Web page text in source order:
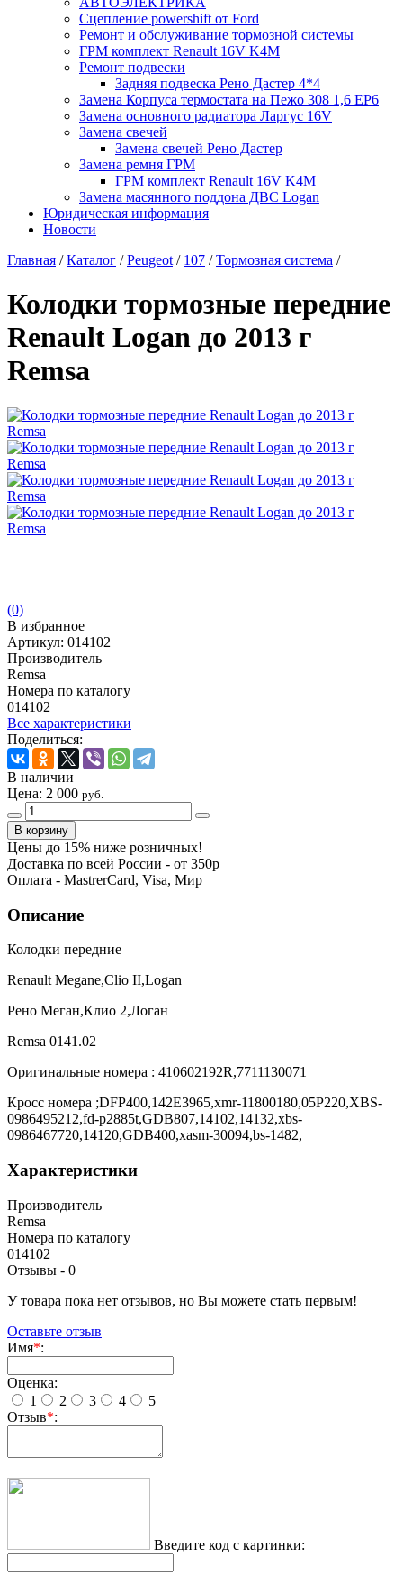
Сцепление powershift от Ford
Ремонт и обслуживание тормозной системы
ГРМ комплект Renault 16V K4M
Ремонт подвески
Задняя подвеска Рено Дастер 4*4
Замена Корпуса термостата на Пежо 308 1,6 EP6
Замена основного радиатора Ларгус 16V
Замена свечей
Замена свечей Рено Дастер
Замена ремня ГРМ
ГРМ комплект Renault 16V K4M
Замена масянного поддона ДВС Logan
Юридическая информация
Новости
Главная / Каталог / Peugeot / 107 / Тормозная система /
Колодки тормозные передние
Renault Logan до 2013 г
Remsa
(0)
В избранное
Артикул: 014102
Производитель
Remsa
Номера по каталогу
014102
Все характеристики
Поделиться:
В наличии
Цена: 2 000 руб.
Цены до 15% ниже розничных!
Доставка по всей России - от 350р
Оплата - MastrerCard, Visa, Мир
Описание
Колодки передние
Renault Megane,Clio II,Logan
Рено Меган,Клио 2,Логан
Remsa 0141.02
Оригинальные номера : 410602192R,7711130071
Кросс номера ;DFP400,142E3965,xmr-11800180,05P220,XBS-
0986495212,fd-p2885t,GDB807,14102,14132,xbs-
0986467720,14120,GDB400,xasm-30094,bs-1482,
Характеристики
Производитель
Remsa
Номера по каталогу
014102
Отзывы - 0
У товара пока нет отзывов, но Вы можете стать первым!
Оставьте отзыв
Имя*:
Оценка:
1
2 3 4
5
Отзыв*:
Введите код с картинки: